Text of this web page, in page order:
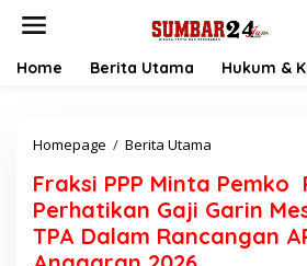
Home Berita Utama Hukum &
Homepage / Berita Utama
a
k
s
i
Fraksi PPP Minta Pemko
Perhatikan Gaji Garin
TPA Dalam Rancangan